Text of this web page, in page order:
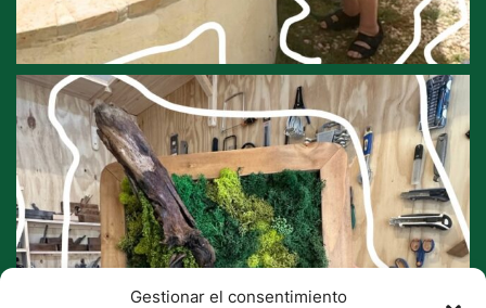
Gestionar el consentimiento